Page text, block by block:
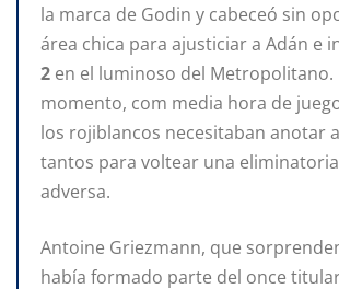
la marca de Godin y cabeceó sin
área chica para ajusticiar a Adán e
2 en el luminoso del Metropolitano.
momento, com media hora de
los rojiblancos necesitaban anotar
tantos para voltear una
adversa.
Antoine Griezmann, que
había formado parte del once